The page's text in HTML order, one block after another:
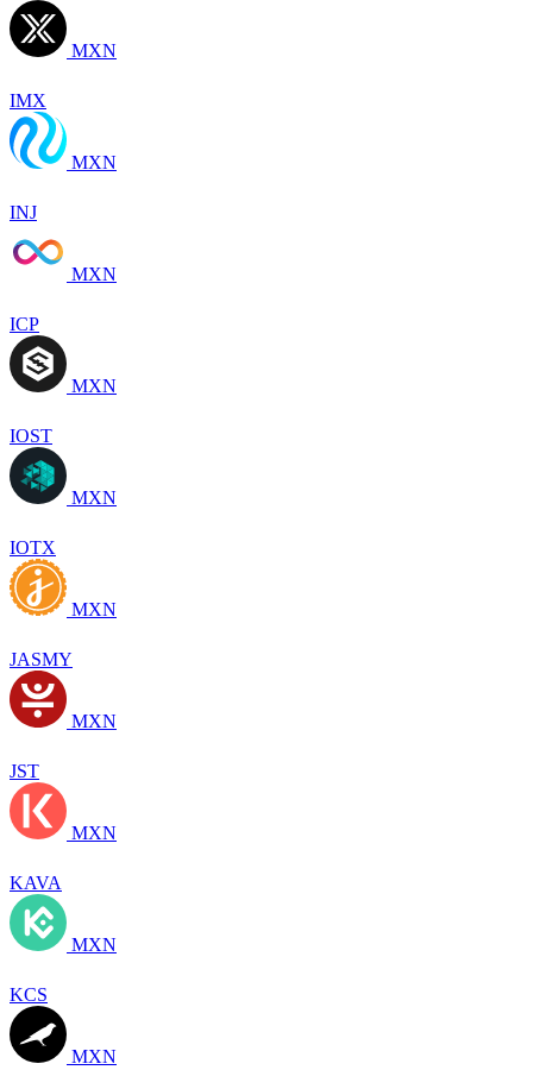
MXN
IMX
MXN
INJ
MXN
ICP
MXN
IOST
MXN
IOTX
MXN
JASMY
MXN
JST
MXN
KAVA
MXN
KCS
MXN